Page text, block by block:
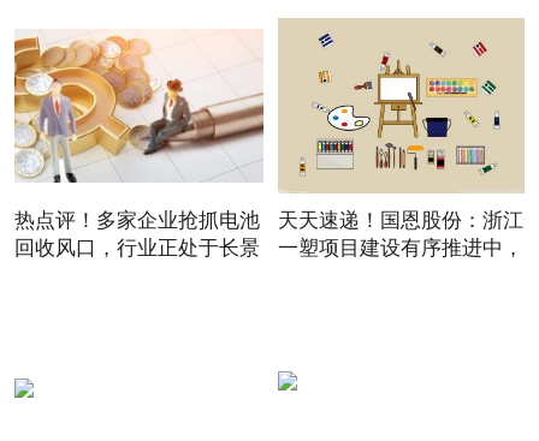
热点评！多家企业抢抓电池
回收风口，行业正处于长景
天天速递！国恩股份：浙江
一塑项目建设有序推进中，